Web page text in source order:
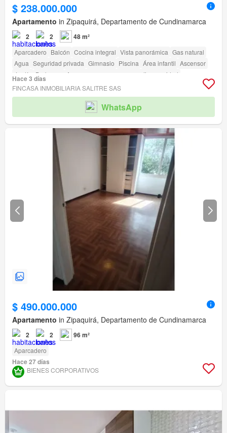
$ 238.000.000
Apartamento in Zipaquirá, Departamento de Cundinamarca
2 2 48 m²
Aparcadero Balcón Cocina integral Vista panorámica Gas natural
Agua Seguridad privada Gimnasio Piscina Área infantil Ascensor
Jardín
Barbecue Acceso para personas con discapacidad
Hace 3 días
FINCASA INMOBILIARIA SALITRE SAS
WhatsApp
$ 490.000.000
Apartamento in Zipaquirá, Departamento de Cundinamarca
2 2 96 m²
Aparcadero
Hace 27 días
BIENES CORPORATIVOS